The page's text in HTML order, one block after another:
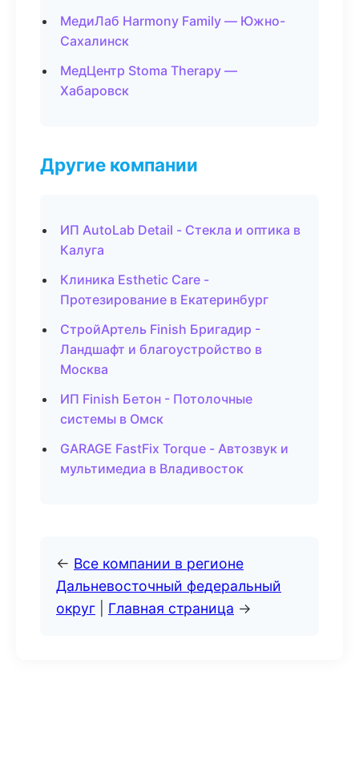
МедиЛаб Harmony Family — Южно-
Сахалинск
МедЦентр Stoma Therapy —
Хабаровск
Другие компании
ИП AutoLab Detail - Стекла и оптика в
Калуга
Клиника Esthetic Care -
Протезирование в Екатеринбург
СтройАртель Finish Бригадир -
Ландшафт и благоустройство в
Москва
ИП Finish Бетон - Потолочные
системы в Омск
GARAGE FastFix Torque - Автозвук и
мультимедиа в Владивосток
← Все компании в регионе
Дальневосточный федеральный
округ
Главная страница →